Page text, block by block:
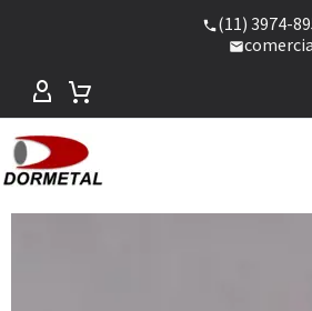
(11) 3974-
LOJA
MODELOS DISPONÍVEIS PARA
COMPRA ONLINE COM ENVIO